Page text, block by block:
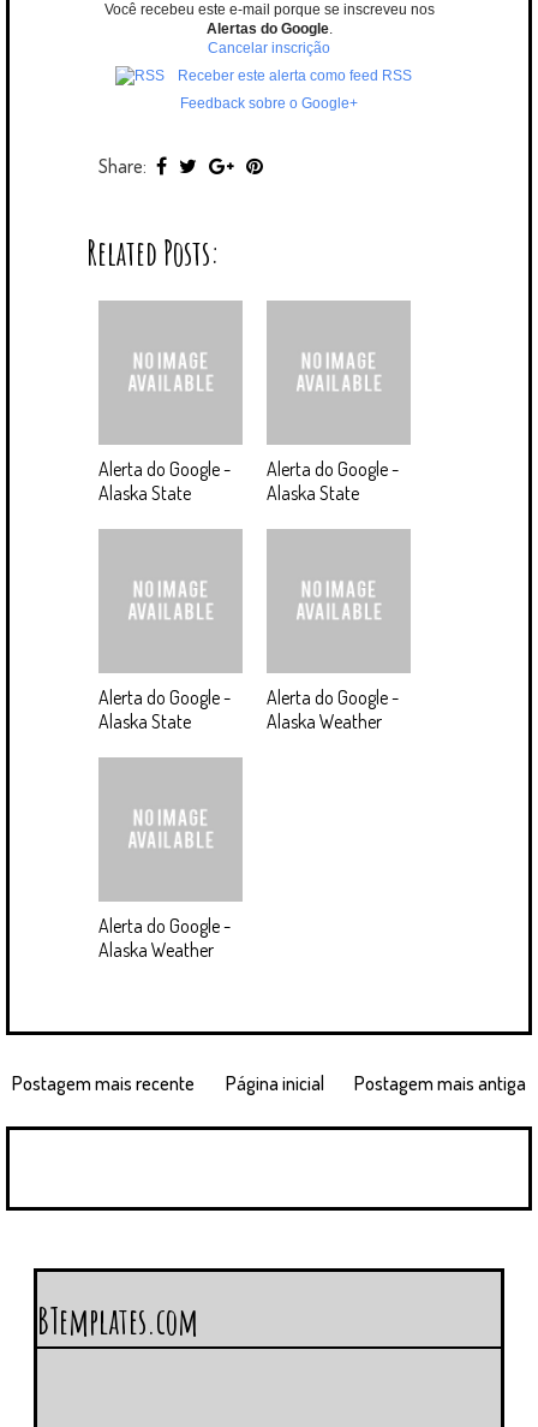
Você recebeu este e-mail porque se inscreveu nos
Alertas do Google.
Cancelar inscrição
Receber este alerta como feed RSS
Feedback sobre o Google+
Share:
Related Posts:
Alerta do Google -
Alaska State
Alerta do Google -
Alaska State
Alerta do Google -
Alaska State
Alerta do Google -
Alaska Weather
Alerta do Google -
Alaska Weather
Postagem mais recente Postagem mais antiga
Página inicial
BTemplates.com